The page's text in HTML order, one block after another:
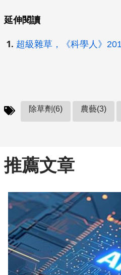
延伸閱讀
超級雜草，《科學人》
除草劑(6) 農藝(3)
推薦文章